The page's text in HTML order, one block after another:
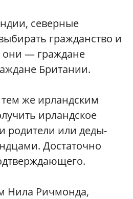
северные
гражданство и
они — граждане
Британии.
же ирландским
ирландское
родители или деды-
Достаточно
Нила Ричмонда,